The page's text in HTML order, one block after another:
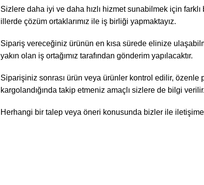
Sizlere daha iyi ve daha hızlı hizmet sunabilmek için farklı
illerde çözüm ortaklarımız ile iş birliği yapmaktayız.
Sipariş vereceğiniz ürünün en kısa sürede elinize
yakın olan iş ortağımız tarafından gönderim yapılacaktır.
Siparişiniz sonrası ürün veya ürünler kontrol edilir, özenle
kargolandığında takip etmeniz amaçlı sizlere de bilgi verilir.
Herhangi bir talep veya öneri konusunda bizler ile